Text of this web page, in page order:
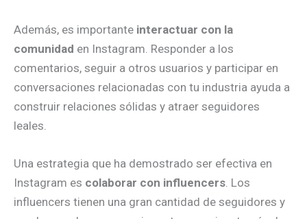
Además, es importante interactuar con la
comunidad en Instagram. Responder a los
comentarios, seguir a otros usuarios y participar en
conversaciones relacionadas con tu industria ayuda a
construir relaciones sólidas y atraer seguidores
leales.
Una estrategia que ha demostrado ser efectiva en
Instagram es colaborar con influencers. Los
influencers tienen una gran cantidad de seguidores y